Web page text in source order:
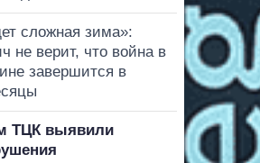
сложная зима»:
не верит, что война в
завершится в
ТЦК выявили